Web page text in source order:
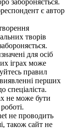
є автор
творів
для осіб
іграх може
правил
перших
спеціаліста.
не може бути
не проводить
також сайт не